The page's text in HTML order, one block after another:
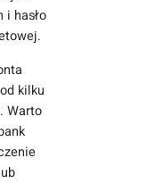
i hasło
kilku
Warto